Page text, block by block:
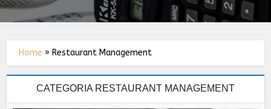
Home » Restaurant Management
CATEGORIA RESTAURANT MANAGEMENT